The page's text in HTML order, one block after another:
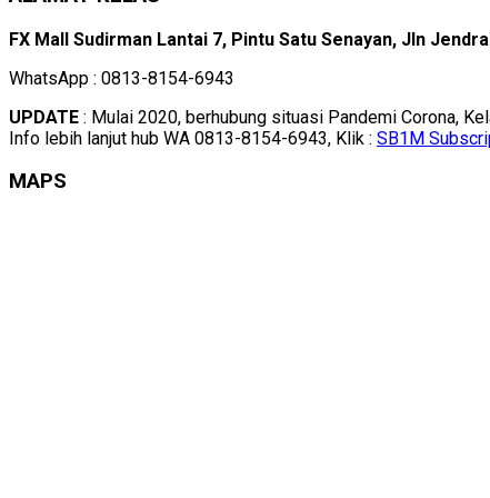
FX Mall Sudirman Lantai 7, Pintu Satu Senayan, Jln
WhatsApp : 0813-8154-6943
UPDATE : Mulai 2020, berhubung situasi Pandemi Corona,
Info lebih lanjut hub WA 0813-8154-6943, Klik : SB1M
MAPS